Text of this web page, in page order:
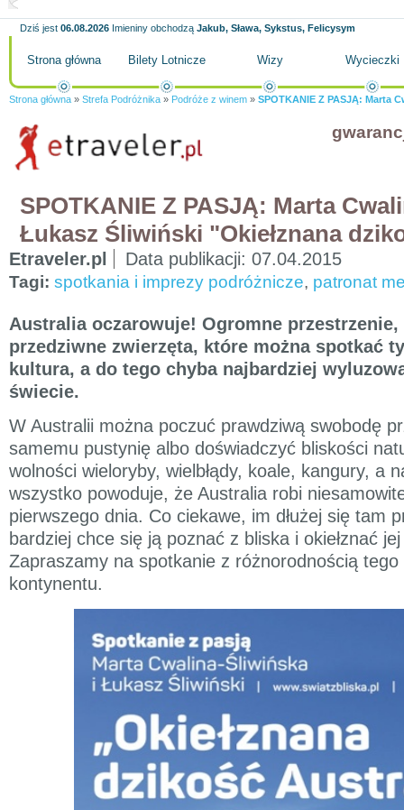
Dziś jest 06.08.2026 Imieniny obchodzą Jakub, Sława, Sykstus, Felicysym
Strona główna Bilety Lotnicze Wizy Wycieczki
Strona główna » Strefa Podróżnika » Podróże z winem » SPOTKANIE Z PASJĄ: Marta
SPOTKANIE Z PASJĄ: Marta
Łukasz Śliwiński "Okiełznana
Etraveler.pl Data publikacji: 07.04.2015
Tagi: spotkania i imprezy podróżnicze, patronat
Australia oczarowuje! Ogromne
przedziwne zwierzęta, które można spotkać
kultura, a do tego chyba najbardziej
świecie.
W Australii można poczuć prawdziwą swobodę
samemu pustynię albo doświadczyć bliskości
wolności wieloryby, wielbłądy, koale, kangury, a
wszystko powoduje, że Australia robi
pierwszego dnia. Co ciekawe, im dłużej się tam
bardziej chce się ją poznać z bliska i okiełznać
Zapraszamy na spotkanie z różnorodnością tego
kontynentu.